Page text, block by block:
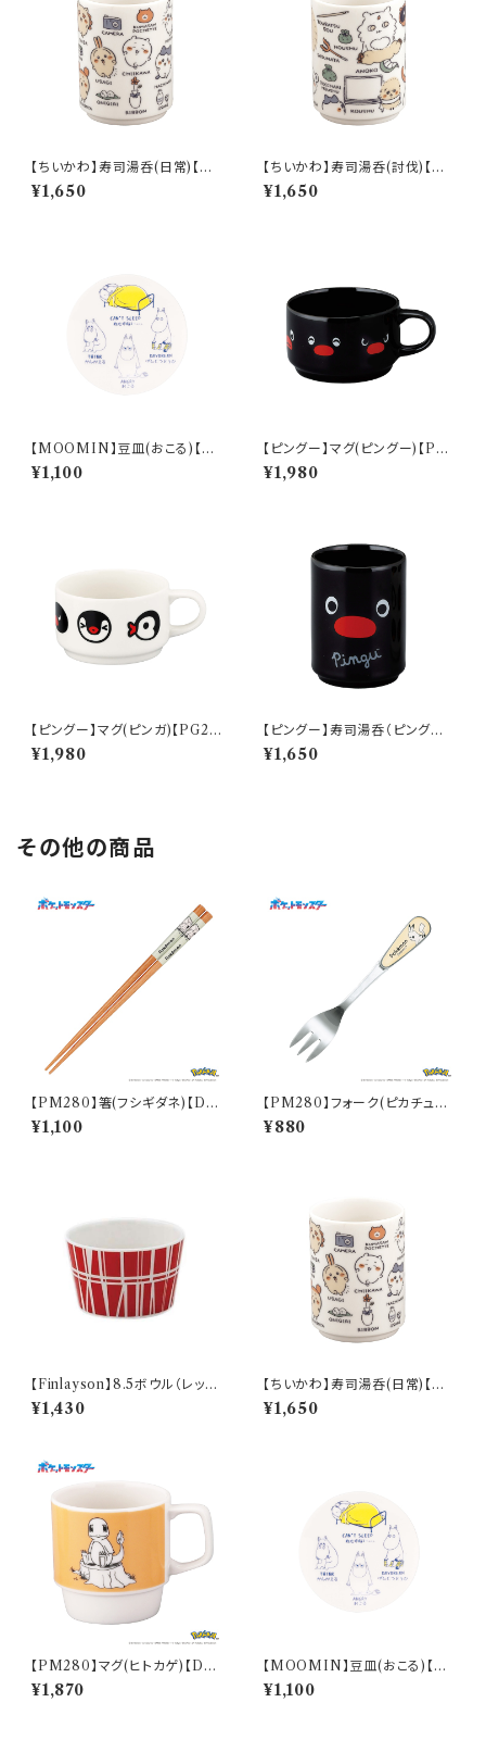
【ちいかわ】寿司湯呑(日常)【CK
W50】CKW51-327
¥1,650
【ちいかわ】寿司湯呑(討伐)【CK
W50】CKW52-327
¥1,650
【MOOMIN】豆皿(おこる)【M
M14000】MM14003-333
¥1,100
【ピングー】マグ(ピングー)【PG2
0】PG21-11
¥1,980
【ピングー】マグ(ピンガ)【PG2
0】PG22-11
¥1,980
【ピングー】寿司湯呑（ピングー）
【PG20】PG21-327
¥1,650
その他の商品
【PM280】箸(フシギダネ)【Dail
y Sketch】PM281-840
¥1,100
【PM280】フォーク(ピカチュウ)
【Daily Sketch】PM284-851
¥880
【Finlayson】8.5ボウル（レッ
ド）【コロナ】
¥1,430
【ちいかわ】寿司湯呑(日常)【CK
W50】CKW51-327
¥1,650
【PM280】マグ(ヒトカゲ)【Dail
y Sketch】PM282-11
¥1,870
【MOOMIN】豆皿(おこる)【M
M14000】MM14003-333
¥1,100